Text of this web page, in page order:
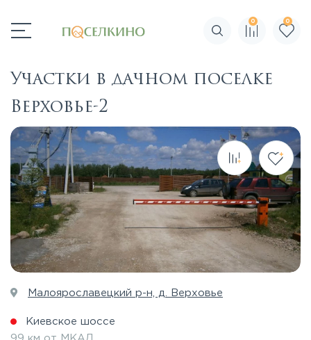
Поиск по сайту
0 0
Участки в дачном поселке
Верховье-2
Малоярославецкий р-н, д. Верховье
Киевское шоссе